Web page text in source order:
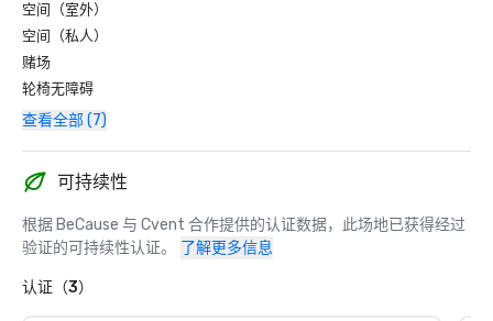
空间（室外）
空间（私人）
赌场
轮椅无障碍
查看全部 (7)
可持续性
根据 BeCause 与 Cvent 合作提供的认证数据，此场地已获得经过
验证的可持续性认证。
了解更多信息
认证（3）